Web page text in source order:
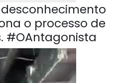
o processo de
#OAntagonista